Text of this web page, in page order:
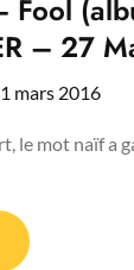
Fool
– 27
mars 2016
le mot naïf a